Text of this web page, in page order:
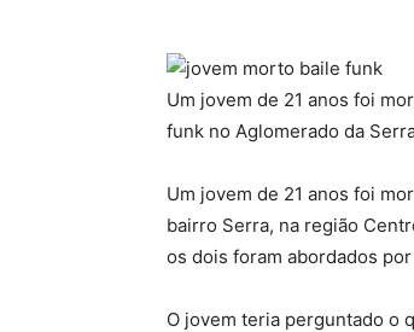
Um jovem de 21 anos foi
funk no Aglomerado da
Um jovem de 21 anos foi
bairro Serra, na região
os dois foram abordados
O jovem teria perguntado o